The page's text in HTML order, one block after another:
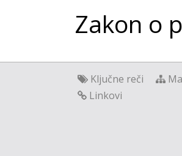
Zakon o
Ključne reči
Linkovi